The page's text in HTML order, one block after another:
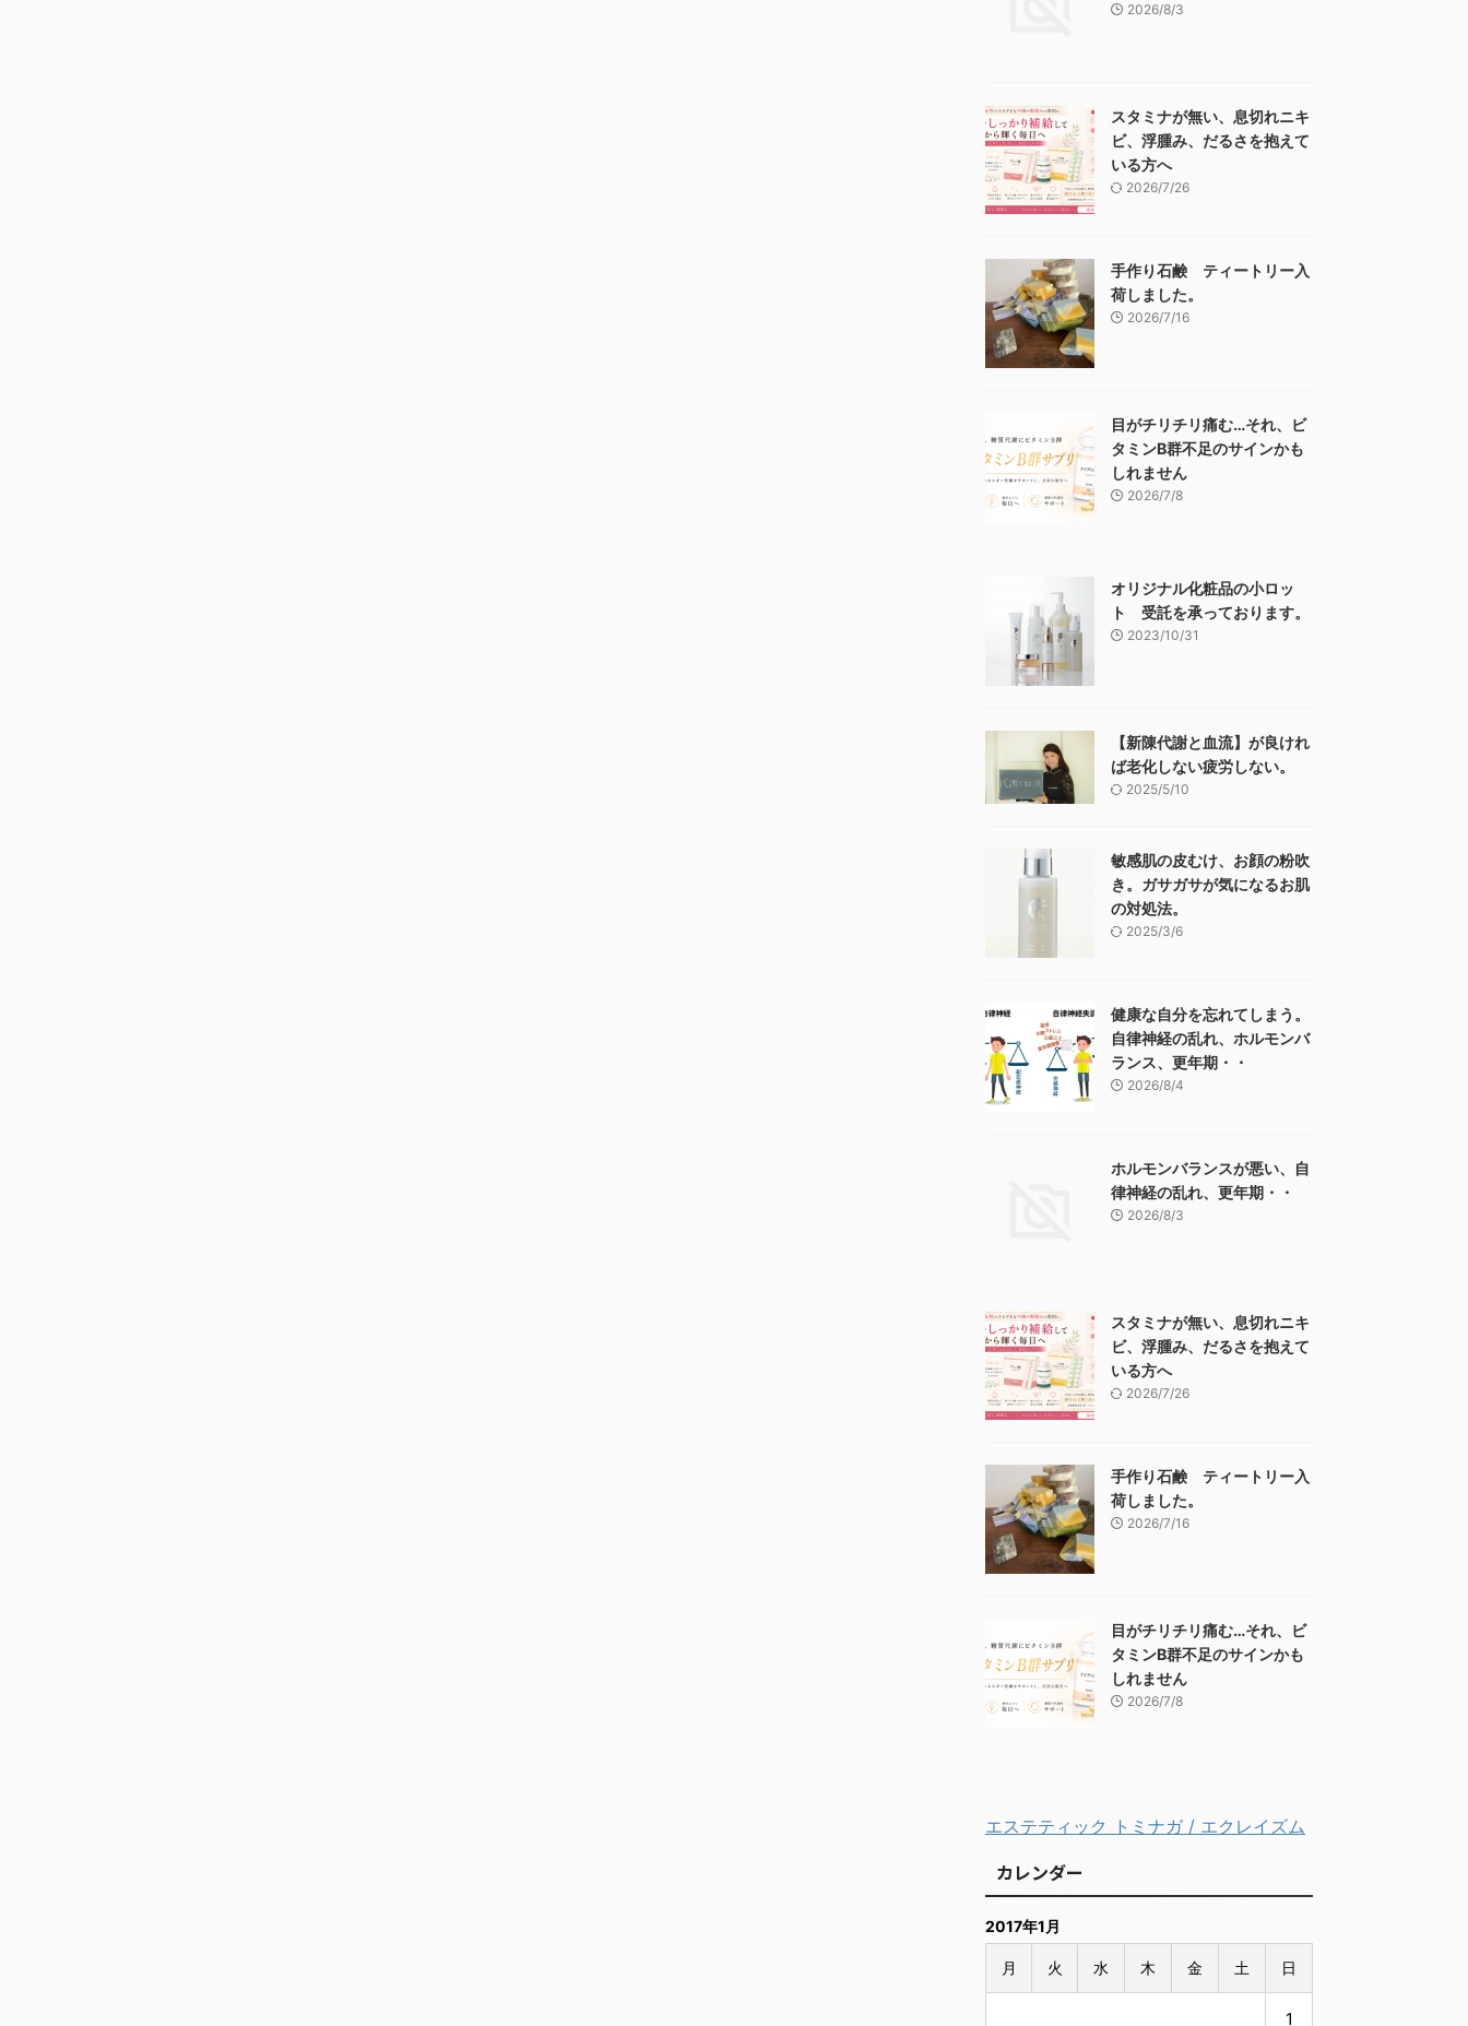
2026/8/3
スタミナが無い、息切れニキ
ビ、浮腫み、だるさを抱えて
いる方へ
2026/7/26
手作り石鹸 ティートリー入
荷しました。
2026/7/16
目がチリチリ痛む…それ、ビ
タミンB群不足のサインかも
しれません
2026/7/8
オリジナル化粧品の小ロッ
ト 受託を承っております。
2023/10/31
【新陳代謝と血流】が良けれ
ば老化しない疲労しない。
2025/5/10
敏感肌の皮むけ、お顔の粉吹
き。ガサガサが気になるお肌
の対処法。
2025/3/6
健康な自分を忘れてしまう。
自律神経の乱れ、ホルモンバ
ランス、更年期・・
2026/8/4
ホルモンバランスが悪い、自
律神経の乱れ、更年期・・
2026/8/3
スタミナが無い、息切れニキ
ビ、浮腫み、だるさを抱えて
いる方へ
2026/7/26
手作り石鹸 ティートリー入
荷しました。
2026/7/16
目がチリチリ痛む…それ、ビ
タミンB群不足のサインかも
しれません
2026/7/8
エステティック トミナガ / エクレイズム
カレンダー
2017年1月
月 火 水 木 金 土 日
1